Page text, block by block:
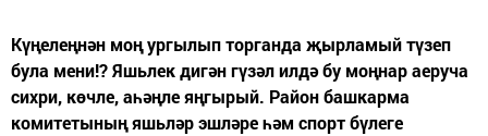
Күңелеңнән моң ургылып торганда җырламый түзеп
була мени!? Яшьлек дигән гүзәл илдә бу моңнар аеруча
сихри, көчле, аһәңле яңгырый. Район башкарма
комитетының яшьләр эшләре һәм спорт бүлеге